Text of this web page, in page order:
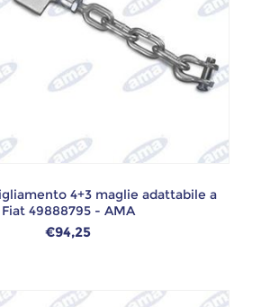
4+3 maglie adattabile a
Fiat 49888795 - AMA
€94,25